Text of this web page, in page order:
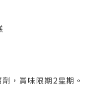
，賞味限期2星期。